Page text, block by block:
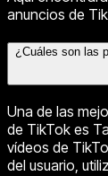
anuncios de
¿Cuáles son las
Una de las
de TikTok es
vídeos de
del usuario,